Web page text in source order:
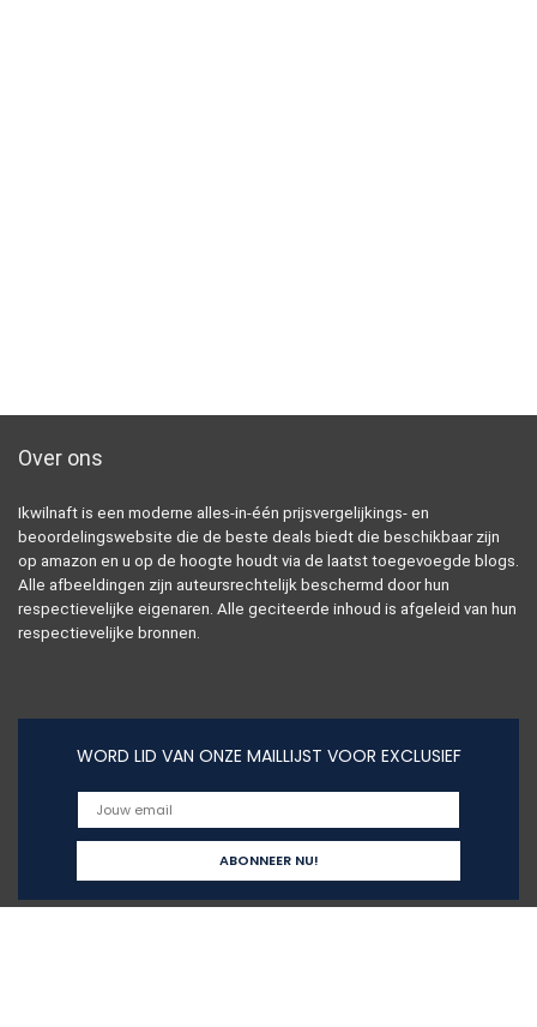
Over ons
Ikwilnaft is een moderne alles-in-één prijsvergelijkings- en
beoordelingswebsite die de beste deals biedt die beschikbaar zijn
op amazon en u op de hoogte houdt via de laatst toegevoegde blogs.
Alle afbeeldingen zijn auteursrechtelijk beschermd door hun
respectievelijke eigenaren. Alle geciteerde inhoud is afgeleid van hun
respectievelijke bronnen.
WORD LID VAN ONZE MAILLIJST VOOR EXCLUSIEF